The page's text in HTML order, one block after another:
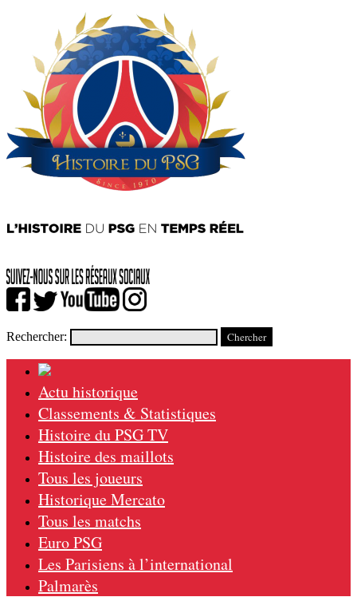
Rechercher:
Actu historique
Classements & Statistiques
Histoire du PSG TV
Histoire des maillots
Tous les joueurs
Historique Mercato
Tous les matchs
Euro PSG
Les Parisiens à l’international
Palmarès